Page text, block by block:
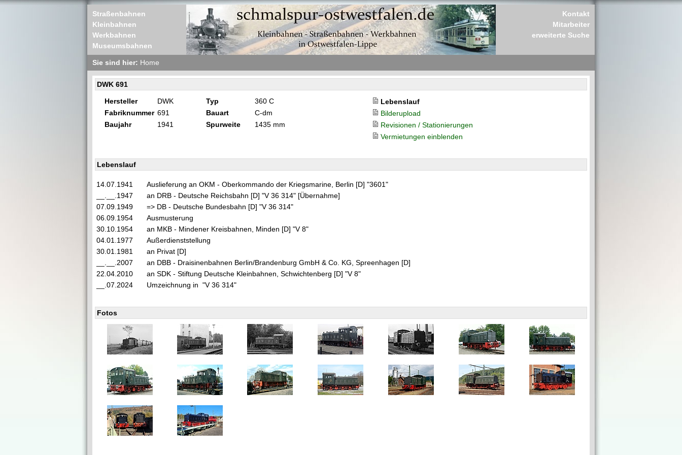
Straßenbahnen
Kleinbahnen
Werkbahnen
Museumsbahnen
Kontakt
Mitarbeiter
erweiterte Suche
Sie sind hier: Home
DWK 691
Hersteller DWK Typ 360 C
Lebenslauf
Fabriknummer 691 Bauart C-dm
Bilderupload
Baujahr
1941 Spurweite 1435 mm
Revisionen / Stationierungen
Vermietungen einblenden
Lebenslauf
14.07.1941
Auslieferung an OKM - Oberkommando der Kriegsmarine, Berlin [D] "3601"
__.__.1947
an DRB - Deutsche Reichsbahn [D] "V 36 314" [Übernahme]
07.09.1949
=> DB - Deutsche Bundesbahn [D] "V 36 314"
06.09.1954
Ausmusterung
30.10.1954
an MKB - Mindener Kreisbahnen, Minden [D] "V 8"
04.01.1977
Außerdienststellung
30.01.1981
an Privat [D]
__.__.2007
an DBB - Draisinenbahnen Berlin/Brandenburg GmbH & Co. KG, Spreenhagen [D]
22.04.2010
an SDK - Stiftung Deutsche Kleinbahnen, Schwichtenberg [D] "V 8"
__.07.2024
Umzeichnung in "V 36 314"
Fotos